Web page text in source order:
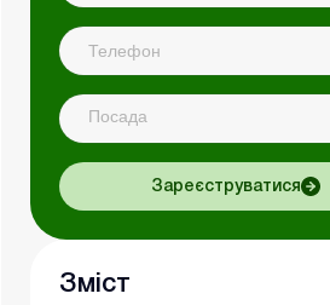
Посада
Зареєструватися
Зміст